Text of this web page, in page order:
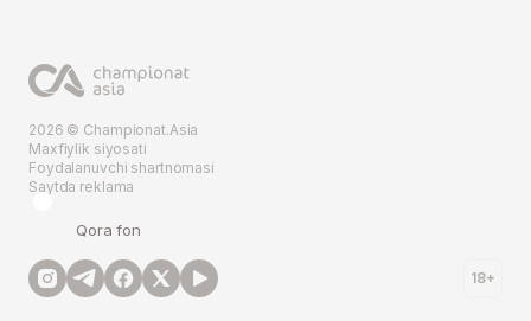
2026 © Championat.Asia
Maxfiylik siyosati
Foydalanuvchi shartnomasi
Saytda reklama
Qora fon
18+